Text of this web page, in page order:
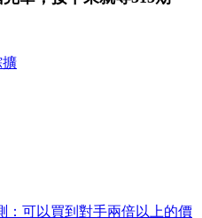
擴
：可以買到對手兩倍以上的價